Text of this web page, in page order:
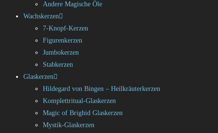
Andere Magische Öle
Wachskerzen
7-Knopf-Kerzen
Figurenkerzen
Jumbokerzen
Stabkerzen
Glaskerzen
Hildegard von Bingen – Heilkräuterkerzen
Komplettritual-Glaskerzen
Magic of Brighid Glaskerzen
Mystik-Glaskerzen